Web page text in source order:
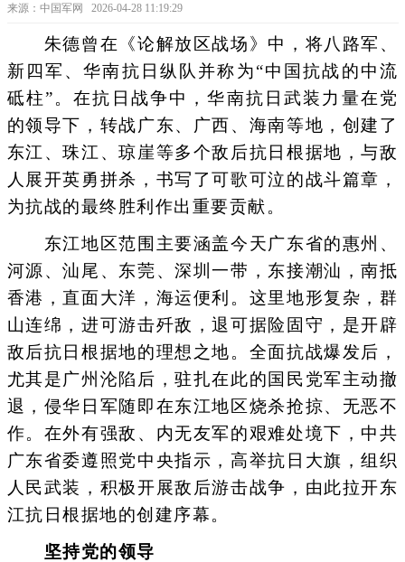
来源：中国军网 2026-04-28 11:19:29
朱德曾在《论解放区战场》中，将八路军、
新四军、华南抗日纵队并称为“中国抗战的中流
砥柱”。在抗日战争中，华南抗日武装力量在党
的领导下，转战广东、广西、海南等地，创建了
东江、珠江、琼崖等多个敌后抗日根据地，与敌
人展开英勇拼杀，书写了可歌可泣的战斗篇章，
为抗战的最终胜利作出重要贡献。
东江地区范围主要涵盖今天广东省的惠州、
河源、汕尾、东莞、深圳一带，东接潮汕，南抵
香港，直面大洋，海运便利。这里地形复杂，群
山连绵，进可游击歼敌，退可据险固守，是开辟
敌后抗日根据地的理想之地。全面抗战爆发后，
尤其是广州沦陷后，驻扎在此的国民党军主动撤
退，侵华日军随即在东江地区烧杀抢掠、无恶不
作。在外有强敌、内无友军的艰难处境下，中共
广东省委遵照党中央指示，高举抗日大旗，组织
人民武装，积极开展敌后游击战争，由此拉开东
江抗日根据地的创建序幕。
坚持党的领导